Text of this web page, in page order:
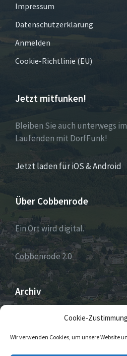
Cookie-
Wir verwenden Cookies, um unsere Website
Impressum
Datenschutzerklärung
Anmelden
Cookie-Richtlinie (EU)
Jetzt mitfunken!
Bleiben Sie auch unterwegs
Laufenden mit DorfFunk!
Jetzt laden für iOS & Android
Über Cobbenrode
Ein Ort wird digital.
Cobbenrode 2.0
Archiv